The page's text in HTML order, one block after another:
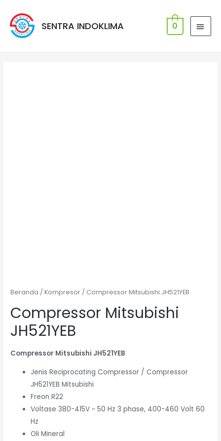
SENTRA INDOKLIMA 0
Beranda /Kompresor / Compressor Mitsubishi JH521YEB
Compressor Mitsubishi
JH521YEB
Compressor Mitsubishi JH521YEB
Jenis Reciprocating Compressor / Compressor
JH521YEB Mitsubishi
Freon R22
Voltase 380-415V ~ 50 Hz 3 phase, 400-460 Volt 60
Hz
Oli Mineral